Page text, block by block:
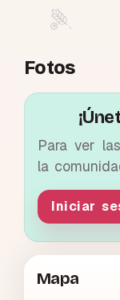
Fotos
Para ver
la
Iniciar
Mapa